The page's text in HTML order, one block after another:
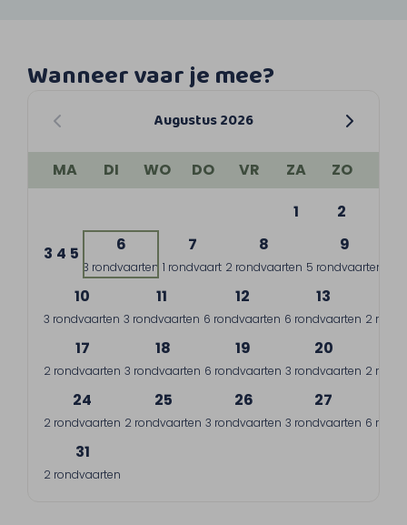
Wanneer vaar je mee?
Augustus 2026
MA DI WO DO VR ZA
ZO
1
2
3 4 5 6
3 rondvaarten
7
1 rondvaart
8
2 rondvaarten
9
5 rondvaarten
10
3 rondvaarten
11
3 rondvaarten
12
6 rondvaarten
13
6 rondvaarten 2
17
2 rondvaarten
18
3 rondvaarten
19
6 rondvaarten
20
3 rondvaarten 2
24
2 rondvaarten
25
2 rondvaarten
26
3 rondvaarten
27
3 rondvaarten 6
31
2 rondvaarten